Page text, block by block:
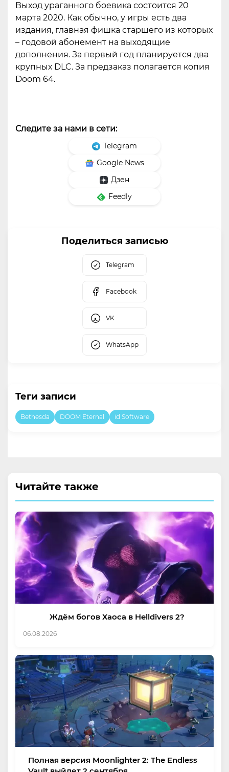
Выход ураганного боевика состоится 20
марта 2020. Как обычно, у игры есть два
издания, главная фишка старшего из которых
– годовой абонемент на выходящие
дополнения. За первый год планируется два
крупных DLC. За предзаказ полагается копия
Doom 64.
Следите за нами в сети:
Telegram
Google News
Дзен
Feedly
Поделиться записью
Telegram
Facebook
VK
WhatsApp
Теги записи
Bethesda DOOM Eternal id Software
Читайте также
Ждём богов Хаоса в Helldivers 2?
06.08.2026
Полная версия Moonlighter 2: The Endless